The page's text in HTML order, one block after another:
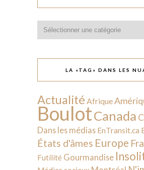
LA «TAG» DANS LES
Actualité Afrique
BoulotCanada
Dans les médias EnTransit.ca
États d'âmes Europe
Futilité Gourmandise